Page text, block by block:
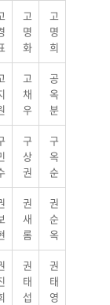
고
명
화
고
명
희
고
채
우
공
옥
분
구
상
권
구
옥
순
권
새
롬
권
순
옥
권
태
섭
권
태
영